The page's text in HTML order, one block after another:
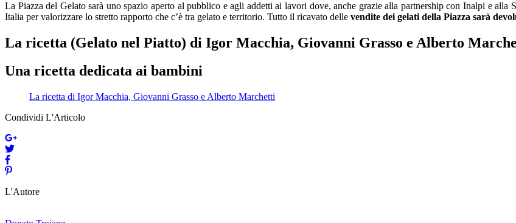
La Piazza del Gelato sarà uno spazio aperto al pubblico e agli addetti ai lavori dove, anche grazie alla partnership con Inalpi e
Italia per valorizzare lo stretto rapporto che c’è tra gelato e territorio. Tutto il ricavato delle vendite dei gelati della Piazza sarà
La ricetta (Gelato nel Piatto) di Igor Macchia, Giovanni Grasso e Alberto
Una ricetta dedicata ai bambini
La ricetta di Igor Macchia, Giovanni Grasso e Alberto Marchetti
Condividi L'Articolo
L'Autore